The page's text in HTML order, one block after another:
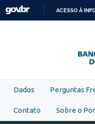
Skip to main content
ACESSO À
Dados Perguntas
Contato Sobre o